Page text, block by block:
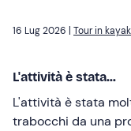
16 Lug 2026 | Tour in
L'attività è stata...
L'attività è stata
trabocchi da una